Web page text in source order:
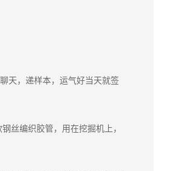
天，递样本，运气好当天就签
丝编织胶管，用在挖掘机上，